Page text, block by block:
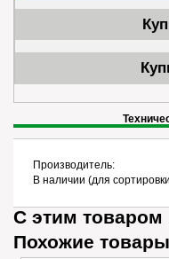
Производитель:
В наличии (для
С этим товаром
Похожие товары